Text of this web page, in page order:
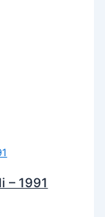
– 1991